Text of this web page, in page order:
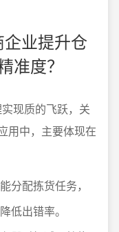
业提升仓
准度？
现质的飞跃，关
用中，主要体现在
分配拣货任务，
低出错率。